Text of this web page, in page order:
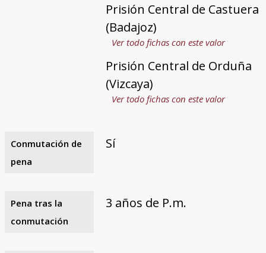
Prisión Central de Castuera
(Badajoz)
Ver todo fichas con este valor
Prisión Central de Orduña
(Vizcaya)
Ver todo fichas con este valor
Conmutación de
pena
Sí
Pena tras la
conmutación
3 años de P.m.